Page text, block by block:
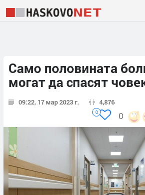
Само половината
могат да спасят
09:22, 17 мар 2023 г. 4,876
0
0